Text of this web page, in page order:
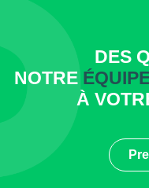
DES
NOTRE
À